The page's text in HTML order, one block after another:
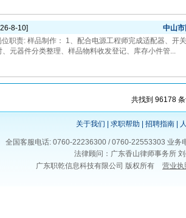
8-10] 中山
位职责: 样品制作： 1、配合电源工程师完成适配器、开
、元器件分类整理、样品物料收发登记、库存小件管...
共找到 96178
关于我们 求职帮助 招聘指南
全国客服电话: 0760-22236300 / 0760-22553303 业
法律顾问：广东香山律师事务所
广东职乾信息科技有限公司 版权所有
营业执